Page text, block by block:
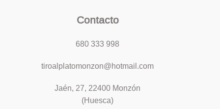
Contacto
680 333 998
tiroalplatomonzon@hotmail.com
Jaén, 27, 22400 Monzón
(Huesca)